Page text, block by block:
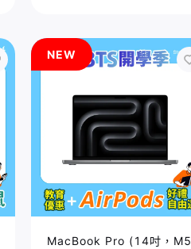
NEW
MacBook Pro (14吋，M5